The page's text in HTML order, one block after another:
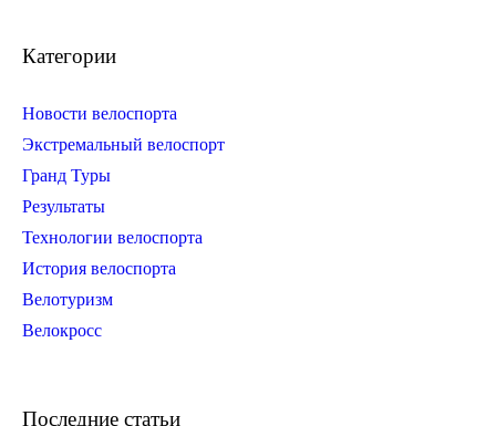
Категории
Новости велоспорта
Экстремальный велоспорт
Гранд Туры
Результаты
Технологии велоспорта
История велоспорта
Велотуризм
Велокросс
Последние статьи